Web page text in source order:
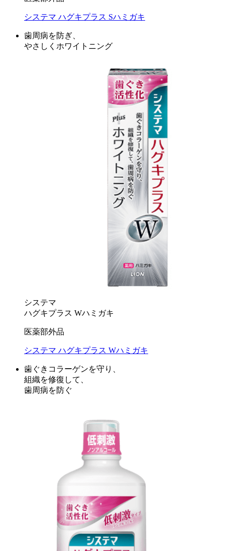
システマ ハグキプラス Sハミガキ
歯周病を防ぎ、
やさしくホワイトニング
システマ
ハグキプラス Wハミガキ
医薬部外品
システマ ハグキプラス Wハミガキ
歯ぐきコラーゲンを守り、
組織を修復して、
歯周病を防ぐ